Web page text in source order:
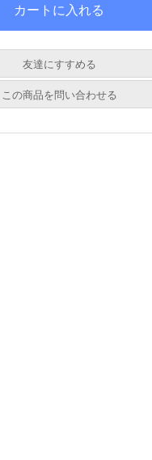
友達にすすめる
この商品を問い合わせる